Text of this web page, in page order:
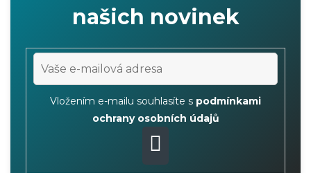
našich novinek
Vložením e-mailu souhlasíte s podmínkami
ochrany osobních údajů
PŘIHLÁSIT